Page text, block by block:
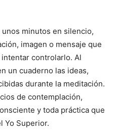
minutos en silencio,
imagen o mensaje que
controlarlo. Al
un cuaderno las ideas,
durante la meditación.
de contemplación,
y toda práctica que
Yo Superior.